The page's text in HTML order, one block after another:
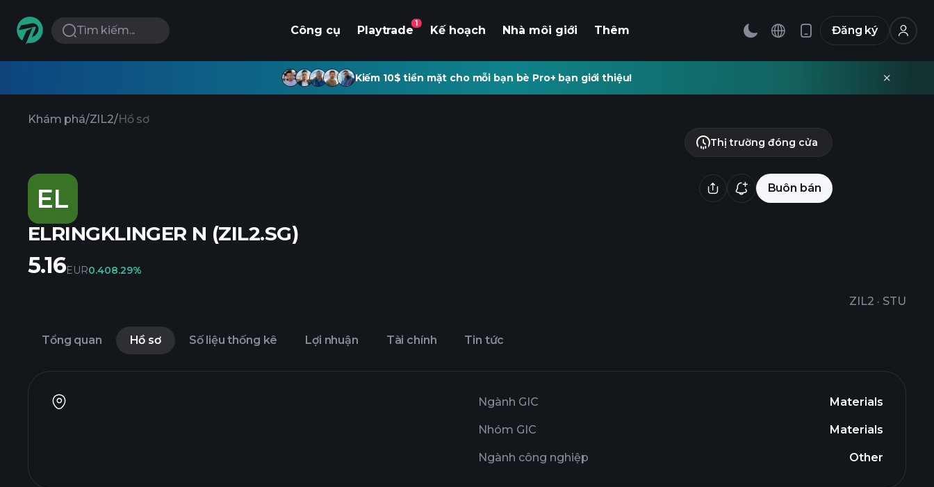
Tìm kiếm... Công cụ Playtrade
1
Kế hoạch Nhà môi giới Thêm Đăng ký
Kiếm 10$ tiền mặt cho mỗi bạn bè Pro+ bạn giới thiệu!
Khám phá/ZIL2/Hồ sơ
EL Buôn bán
ELRINGKLINGER N (ZIL2.SG)
ZIL2 · STU
Thị trường đóng cửa
5.16EUR0.408.29%
Tổng quan Hồ sơ Số liệu thống kê Lợi nhuận Tài chính Tin tức
Ngành GIC Materials
Nhóm GIC Materials
Ngành công nghiệp Other